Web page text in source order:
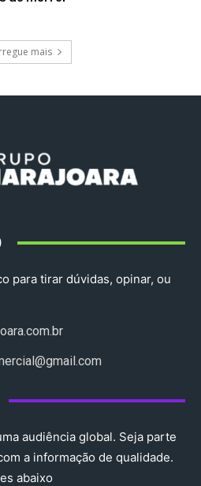
mais
para tirar dúvidas, opinar, ou
audiência global. Seja parte
a informação de qualidade.
abaixo